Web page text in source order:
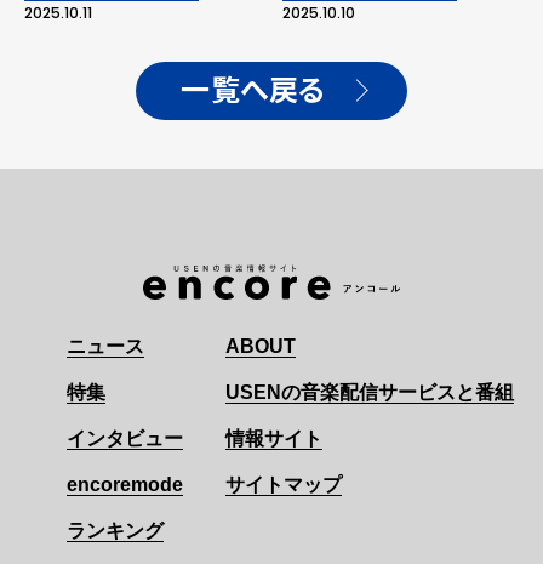
2025.10.11 2025.10.10
一覧へ戻る
ニュース
特集
インタビュー
encoremode
ランキング
ABOUT
USENの音楽配信サービスと番組
情報サイト
サイトマップ